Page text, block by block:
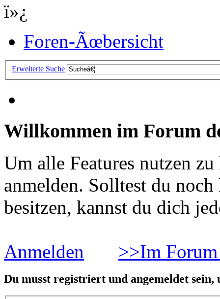
ï»¿
Foren-Ãœbersicht
Erweiterte Suche
Willkommen im Forum
Um alle Features nutzen
anmelden. Solltest du
besitzen, kannst du dich
Anmelden >>Im
Du musst registriert und angemeldet sein,